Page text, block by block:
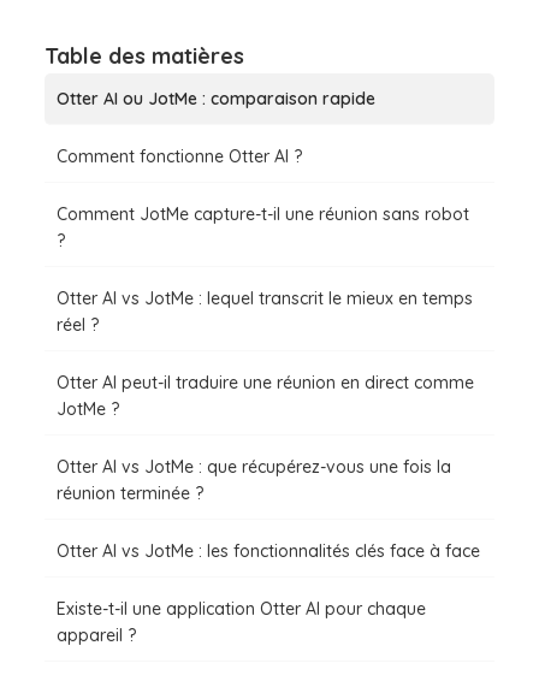
Table des matières
Otter AI ou JotMe : comparaison rapide
Comment fonctionne Otter AI ?
Comment JotMe capture-t-il une réunion sans robot
?
Otter AI vs JotMe : lequel transcrit le mieux en temps
réel ?
Otter AI peut-il traduire une réunion en direct comme
JotMe ?
Otter AI vs JotMe : que récupérez-vous une fois la
réunion terminée ?
Otter AI vs JotMe : les fonctionnalités clés face à face
Existe-t-il une application Otter AI pour chaque
appareil ?